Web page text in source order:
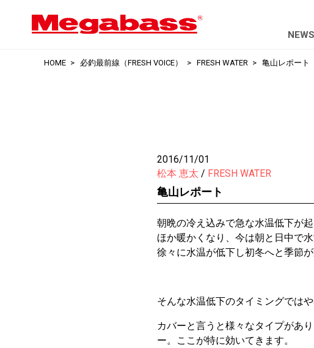
NEWS
HOME 必釣最前線（FRESH VOICE） FRESH WATER 亀山レポート
2016/11/01
松本 恵太
FRESH WATER
亀山レポート
朝晩の冷え込みで急な水温低下が
ほか暖かくなり、今は朝と日中で
徐々に水温が低下し初冬へと季節が
そんな水温低下のタイミングでは
カバーと言うと様々なタイプがあ
ー。ここが特に効いてきます。